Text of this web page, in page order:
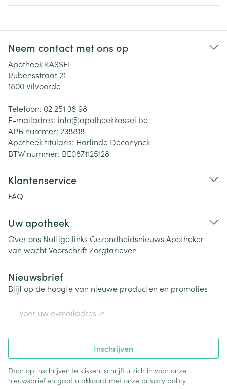
Neem contact met ons op
Apotheek KASSEI
Rubensstraat 21
1800Vilvoorde
Telefoon: 02 251 38 98
E-mailadres: info@apotheekkassei.be
APB nummer: 238818
Apotheek titularis: Harlinde Deconynck
BTW nummer: BE0871125128
Klantenservice
FAQ
Uw apotheek
Over ons Nuttige links Gezondheidsnieuws Apotheker
van wachtVoorschriftZorgtarieven
Nieuwsbrief
Blijf op de hoogte van nieuwe producten en promoties
Inschrijven
Door op inschrijven te klikken, schrijft u zich in voor onze
nieuwsbrief en gaat u akkoord met onze privacy policy.